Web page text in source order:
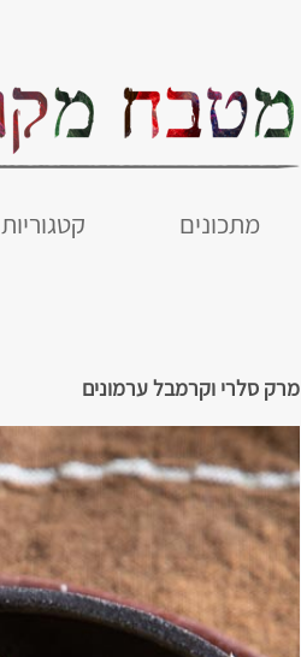
מתכונים קטגוריות
מרק סלרי וקרמבל ערמונים